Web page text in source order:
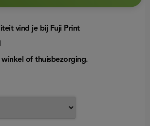
vind je bij Fuji Print
of thuisbezorging.